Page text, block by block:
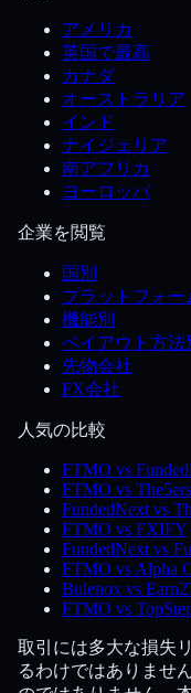
アメリカ
英国で最高
カナダ
オーストラリア
インド
ナイジェリア
南アフリカ
ヨーロッパ
企業を閲覧
国別
プラットフォー
機能別
ペイアウト方法
先物会社
FX会社
人気の比較
FTMO vs
FTMO vs The5ers
FundedNext vs
FTMO vs FXIFY
FundedNext vs
FTMO vs Alpha
Bulenox vs
FTMO vs
取引には多大な損失
るわけではありませ